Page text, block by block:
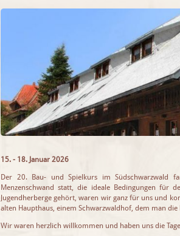
15. - 18. Januar 2026
Der 20. Bau- und Spielkurs im Südschwarzwald
Menzenschwand statt, die ideale Bedingungen für
Jugendherberge gehört, waren wir ganz für uns und
alten Haupthaus, einem Schwarzwaldhof, dem man
Wir waren herzlich willkommen und haben uns die